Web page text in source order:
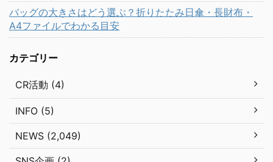
バッグの大きさはどう選ぶ？折りたたみ日傘・長財布・
A4ファイルでわかる目安
カテゴリー
CR活動 (4)
INFO (5)
NEWS (2,049)